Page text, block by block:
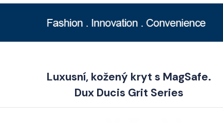
Luxusní, kožený kryt s MagSafe.
Dux Ducis Grit Series